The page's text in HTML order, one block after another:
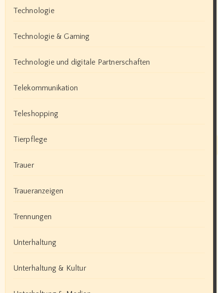
Technologie
Technologie & Gaming
Technologie und digitale Partnerschaften
Telekommunikation
Teleshopping
Tierpflege
Trauer
Traueranzeigen
Trennungen
Unterhaltung
Unterhaltung & Kultur